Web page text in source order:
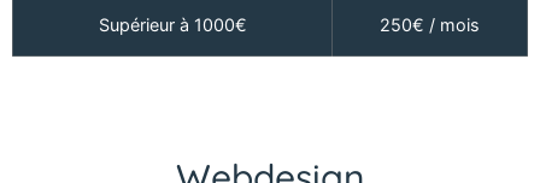
Supérieur à 1000€ 250€ / mois